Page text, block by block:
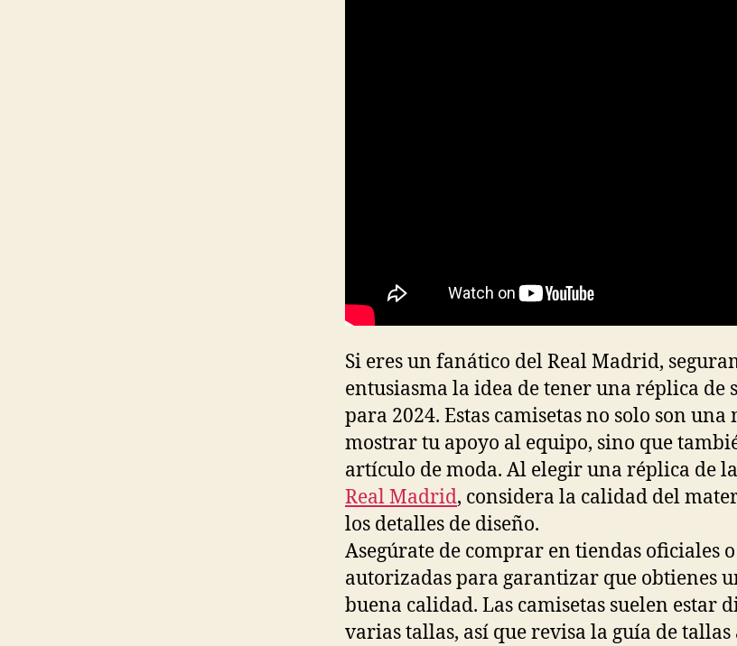
Si eres un fanático del Real Madrid,
entusiasma la idea de tener una réplica de
para 2024. Estas camisetas no solo son una
mostrar tu apoyo al equipo, sino que
artículo de moda. Al elegir una réplica de la
Real Madrid, considera la calidad del
los detalles de diseño.
Asegúrate de comprar en tiendas oficiales
autorizadas para garantizar que obtienes
buena calidad. Las camisetas suelen estar
varias tallas, así que revisa la guía de tallas